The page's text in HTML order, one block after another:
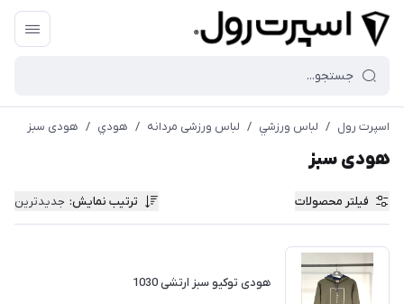
اسپرت رول / لباس ورزشي / لباس ورزشی مردانه / هودي / هودی سبز
هودی سبز
فیلتر محصولات ترتیب نمایش: جدیدترین
هودی توکیو سبز ارتشی 1030